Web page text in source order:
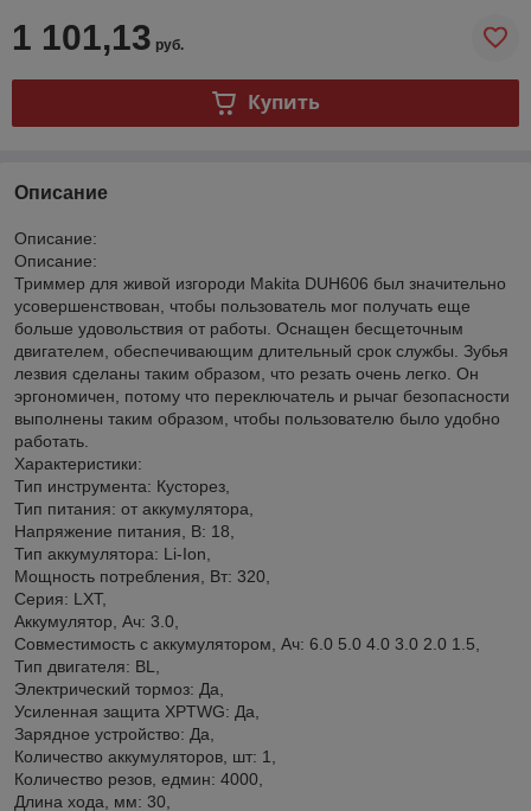
1 101,13 руб.
Купить
Описание
Описание:
Описание:
Триммер для живой изгороди Makita DUH606 был значительно
усовершенствован, чтобы пользователь мог получать еще
больше удовольствия от работы. Оснащен бесщеточным
двигателем, обеспечивающим длительный срок службы. Зубья
лезвия сделаны таким образом, что резать очень легко. Он
эргономичен, потому что переключатель и рычаг безопасности
выполнены таким образом, чтобы пользователю было удобно
работать.
Характеристики:
Тип инструмента: Кусторез,
Тип питания: от аккумулятора,
Напряжение питания, В: 18,
Тип аккумулятора: Li-Ion,
Мощность потребления, Вт: 320,
Серия: LXT,
Аккумулятор, Ач: 3.0,
Совместимость с аккумулятором, Ач: 6.0 5.0 4.0 3.0 2.0 1.5,
Тип двигателя: BL,
Электрический тормоз: Да,
Усиленная защита XPTWG: Да,
Зарядное устройство: Да,
Количество аккумуляторов, шт: 1,
Количество резов, едмин: 4000,
Длина хода, мм: 30,